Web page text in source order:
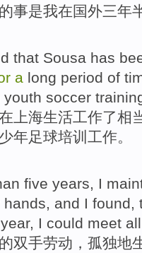
的事是我在国外三年
that Sousa has
a long period of
youth soccer
上海生活工作了相
年足球培训工作。
five years I
hands , and I found
year, I could meet all
的双手劳动 ，孤独地